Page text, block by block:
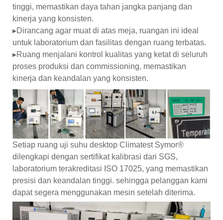
tinggi, memastikan daya tahan jangka panjang dan
kinerja yang konsisten.
▸Dirancang agar muat di atas meja, ruangan ini ideal
untuk laboratorium dan fasilitas dengan ruang terbatas.
▸Ruang menjalani kontrol kualitas yang ketat di seluruh
proses produksi dan commissioning, memastikan
kinerja dan keandalan yang konsisten.
Setiap ruang uji suhu desktop Climatest Symor®
dilengkapi dengan sertifikat kalibrasi dari SGS,
laboratorium terakreditasi ISO 17025, yang memastikan
presisi dan keandalan tinggi. sehingga pelanggan kami
dapat segera menggunakan mesin setelah diterima.